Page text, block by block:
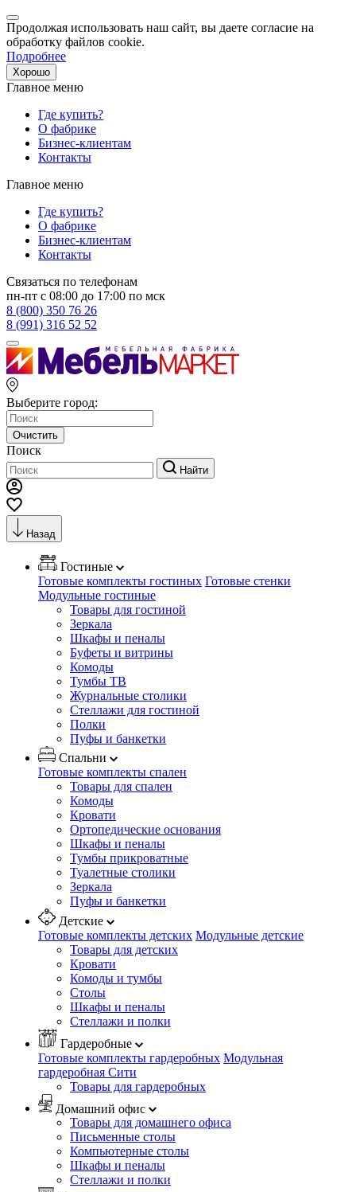
Продолжая использовать наш сайт, вы даете согласие на
обработку файлов cookie.
Подробнее
Хорошо
Главное меню
Где купить?
О фабрике
Бизнес-клиентам
Контакты
Главное меню
Где купить?
О фабрике
Бизнес-клиентам
Контакты
Связаться по телефонам
пн-пт с 08:00 до 17:00 по мск
8 (800) 350 76 26
8 (991) 316 52 52
Выберите город:
Очистить
Поиск
Найти
Назад
Гостиные
Готовые комплекты гостиных Готовые стенки
Модульные гостиные
Товары для гостиной
Зеркала
Шкафы и пеналы
Буфеты и витрины
Комоды
Тумбы ТВ
Журнальные столики
Стеллажи для гостиной
Полки
Пуфы и банкетки
Спальни
Готовые комплекты спален
Товары для спален
Комоды
Кровати
Ортопедические основания
Шкафы и пеналы
Тумбы прикроватные
Туалетные столики
Зеркала
Пуфы и банкетки
Детские
Готовые комплекты детских Модульные детские
Товары для детских
Кровати
Комоды и тумбы
Столы
Шкафы и пеналы
Стеллажи и полки
Гардеробные
Готовые комплекты гардеробных Модульная
гардеробная Сити
Товары для гардеробных
Домашний офис
Товары для домашнего офиса
Письменные столы
Компьютерные столы
Шкафы и пеналы
Стеллажи и полки